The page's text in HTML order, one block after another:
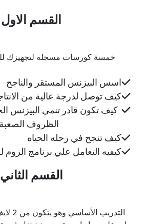
القسم الاول
خمسة كورسات مسجله لتجهيزك
اسس البيزنس المستقر والناجح
كيف توصل لدرجة عالية من
كيف تكون قادر تنمي
الظروف الصعبة
كيف تنجح في رحله الحياه
كيفيه التعامل علي برنامج الزوم
القسم الثاني
التدريب الأساسي وه
و